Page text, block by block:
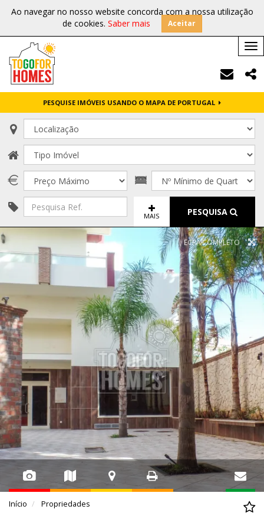
Ao navegar no nosso website concorda com a nossa utilização
de cookies. Saber mais Aceitar
PESQUISE IMÓVEIS USANDO O MAPA DE PORTUGAL
MAIS PESQUISA
ECRÃ COMPLETO
Início Propriedades